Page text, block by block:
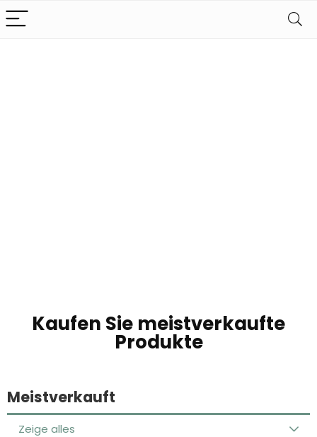
Kaufen Sie meistverkaufte
Produkte
Meistverkauft
Zeige alles